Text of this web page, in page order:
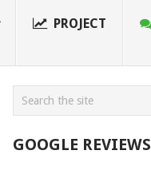
PROJECT
GOOGLE REVIEWS